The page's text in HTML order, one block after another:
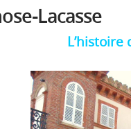
Lacasse